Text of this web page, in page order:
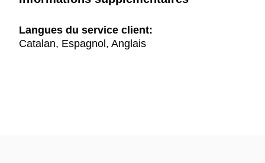
Langues du service client:
Catalan, Espagnol, Anglais